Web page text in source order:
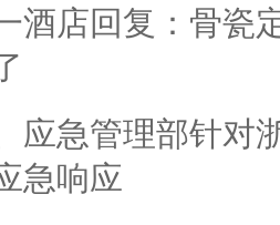
酒店回复：骨瓷
应急管理部针对
急响应